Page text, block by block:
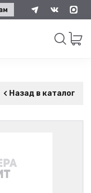
Назад в каталог